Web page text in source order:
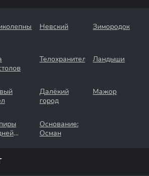
Невский Зимородок
Телохранители Ландыши
Далёкий
город
Мажор
Основание:
Осман